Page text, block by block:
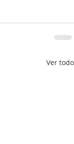
Ver todo